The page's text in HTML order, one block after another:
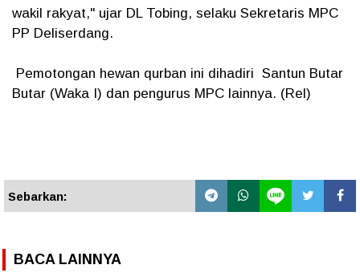
wakil rakyat," ujar DL Tobing, selaku Sekretaris MPC
PP Deliserdang.
Pemotongan hewan qurban ini dihadiri Santun Butar
Butar (Waka I) dan pengurus MPC lainnya. (Rel)
Sebarkan:
BACA LAINNYA